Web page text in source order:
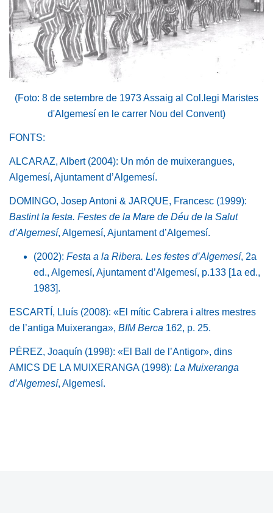
(Foto: 8 de setembre de 1973 Assaig al Col.legi Maristes
d'Algemesí en le carrer Nou del Convent)
FONTS:
ALCARAZ, Albert (2004): Un món de muixerangues,
Algemesí, Ajuntament d’Algemesí.
DOMINGO, Josep Antoni & JARQUE, Francesc (1999):
Bastint la festa. Festes de la Mare de Déu de la Salut
d’Algemesí, Algemesí, Ajuntament d’Algemesí.
(2002): Festa a la Ribera. Les festes d’Algemesí, 2a
ed., Algemesí, Ajuntament d’Algemesí, p.133 [1a ed.,
1983].
ESCARTÍ, Lluís (2008): «El mític Cabrera i altres mestres
de l’antiga Muixeranga», BIM Berca 162, p. 25.
PÉREZ, Joaquín (1998): «El Ball de l’Antigor», dins
AMICS DE LA MUIXERANGA (1998): La Muixeranga
d’Algemesí, Algemesí.